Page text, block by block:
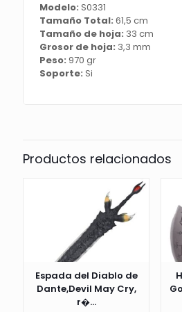
Modelo: S0331
Tamaño Total: 61,5 cm
Tamaño de hoja: 33 cm
Grosor de hoja: 3,3 mm
Peso: 970 gr
Soporte:Si
Productos relacionados
Espada del Diablo de
Dante,Devil May Cry,
r�...